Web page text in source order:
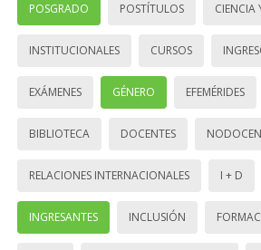
POSGRADO POSTÍTULOS CIENCIA
INSTITUCIONALES CURSOS
EXÁMENES GÉNERO EFEMÉRIDES
BIBLIOTECA DOCENTES
RELACIONES INTERNACIONALES I + D
INGRESANTES INCLUSIÓN